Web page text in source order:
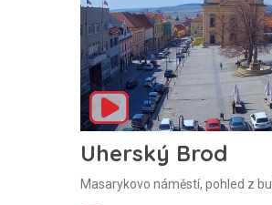
Uherský Brod
Masarykovo náměstí, pohled z